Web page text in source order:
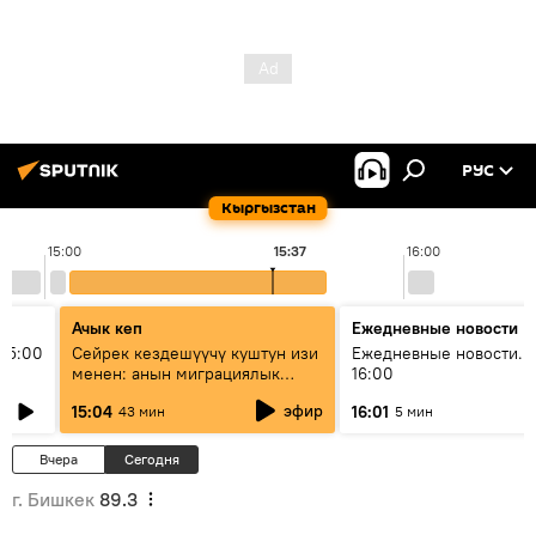
Кыргызстан
РУС
15:00 16:00
15:37
Ачык кеп
Сейрек кездешүүчү куштун изи
менен: анын миграциялык
жолу эмнеден кабар берет?
15:04 43 мин эфир
Ежедневные новости
Ежедневные новости.
16:00
16:01 5 мин
Вчера Сегодня
г. Бишкек 89.3